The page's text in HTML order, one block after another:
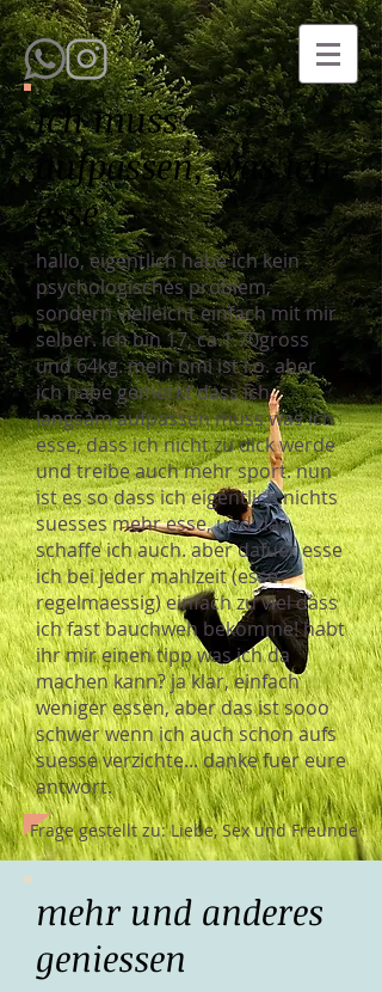
ich muss
aufpassen, was ich
esse
hallo, eigentlich habe ich kein
psychologisches problem,
sondern vielleicht einfach mit mir
selber. ich bin 17, ca.1.70gross
und 64kg. mein bmi ist i.o. aber
ich habe gemerkt dass ich
langsam aufpassen muss was ich
esse, dass ich nicht zu dick werde
und treibe auch mehr sport. nun
ist es so dass ich eigentlich nichts
suesses mehr esse, und das
schaffe ich auch. aber dafuer esse
ich bei jeder mahlzeit (esse
regelmaessig) einfach zu viel dass
ich fast bauchweh bekomme! habt
ihr mir einen tipp was ich da
machen kann? ja klar, einfach
weniger essen, aber das ist sooo
schwer wenn ich auch schon aufs
suesse verzichte... danke fuer eure
antwort.
Frage gestellt zu: Liebe, Sex und Freunde
mehr und anderes
geniessen